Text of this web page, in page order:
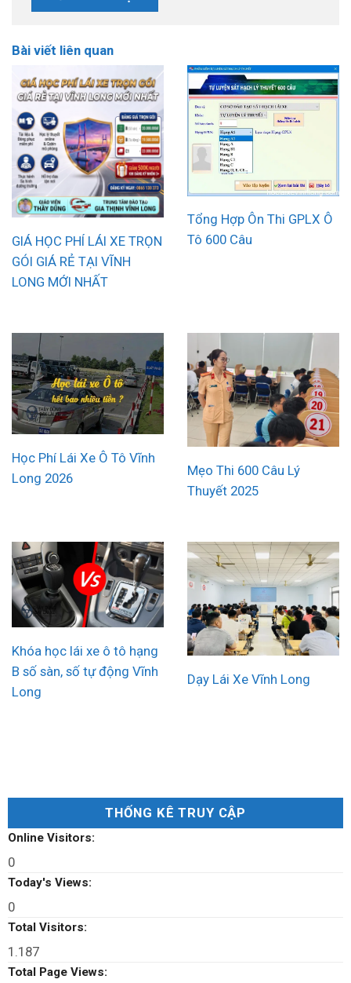
Bài viết liên quan
GIÁ HỌC PHÍ LÁI XE TRỌN
GÓI GIÁ RẺ TẠI VĨNH
LONG MỚI NHẤT
Tổng Hợp Ôn Thi GPLX Ô
Tô 600 Câu
Học Phí Lái Xe Ô Tô Vĩnh
Long 2026
Mẹo Thi 600 Câu Lý
Thuyết 2025
Khóa học lái xe ô tô hạng
B số sàn, số tự động Vĩnh
Long
Dạy Lái Xe Vĩnh Long
THỐNG KÊ TRUY CẬP
Online Visitors:
0
Today's Views:
0
Total Visitors:
1.187
Total Page Views: